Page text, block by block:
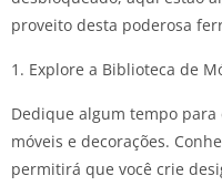
proveito desta poderosa
1. Explore a Biblioteca de
Dedique algum tempo
móveis e decorações.
permitirá que você crie